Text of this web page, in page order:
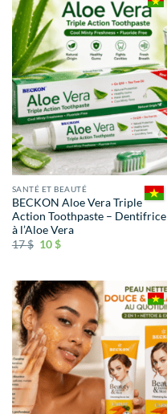
SANTÉ ET BEAUTÉ
BECKON Aloe Vera Triple
Action Toothpaste – Dentifrice
à l’Aloe Vera
17$ 10$